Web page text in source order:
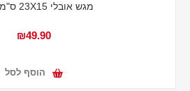
מגש אובלי 23X15 ס"מ Sapa
₪49.90
הוסף לסל